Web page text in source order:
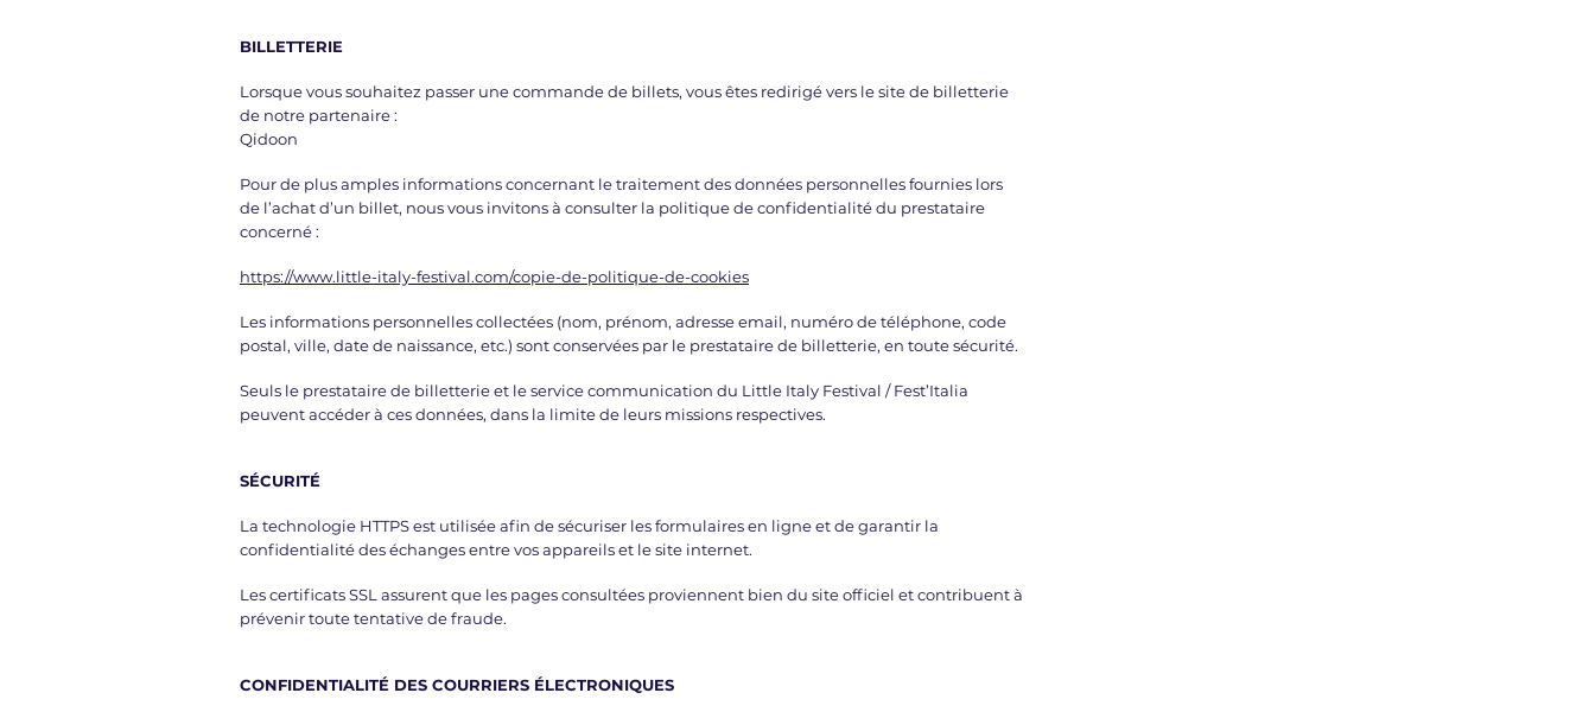
BILLETTERIE
Lorsque vous souhaitez passer une commande de billets, vous êtes redirigé vers le site de billetterie
de notre partenaire :
Qidoon
Pour de plus amples informations concernant le traitement des données personnelles fournies lors
de l’achat d’un billet, nous vous invitons à consulter la politique de confidentialité du prestataire
concerné :
https://www.little-italy-festival.com/copie-de-politique-de-cookies
Les informations personnelles collectées (nom, prénom, adresse email, numéro de téléphone, code
postal, ville, date de naissance, etc.) sont conservées par le prestataire de billetterie, en toute sécurité.
Seuls le prestataire de billetterie et le service communication du Little Italy Festival / Fest’Italia
peuvent accéder à ces données, dans la limite de leurs missions respectives.
SÉCURITÉ
La technologie HTTPS est utilisée afin de sécuriser les formulaires en ligne et de garantir la
confidentialité des échanges entre vos appareils et le site internet.
Les certificats SSL assurent que les pages consultées proviennent bien du site officiel et contribuent à
prévenir toute tentative de fraude.
CONFIDENTIALITÉ DES COURRIERS ÉLECTRONIQUES